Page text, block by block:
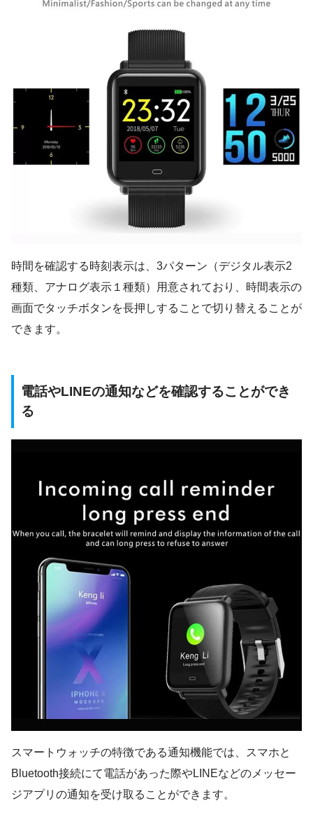
時間を確認する時刻表示は、 3パターン（デジタル表示2
種類、アナログ表示１種類）
用意されており、時間表示の
画面でタッチボタンを長押しすることで切り替えることが
できます。
電話やLINEの通知などを確認することができ
る
スマートウォッチの特徴である通知機能では、スマホと
Bluetooth接続にて電話があった際やLINEなどのメッセー
ジアプリの通知を受け取ることができます。